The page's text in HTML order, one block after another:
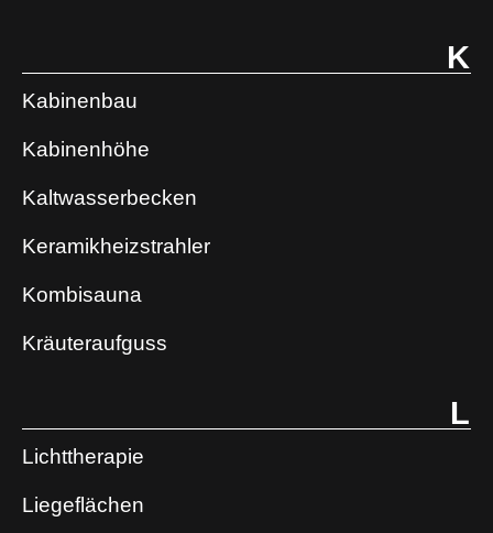
K
Kabinenbau
Kabinenhöhe
Kaltwasserbecken
Keramikheizstrahler
Kombisauna
Kräuteraufguss
L
Lichttherapie
Liegeflächen